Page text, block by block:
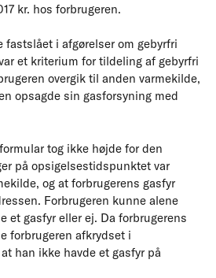
kr. hos forbrugeren.
i afgørelser om gebyrfri
et kriterium for tildeling af gebyrfri
overgik til anden varmekilde,
opsagde sin gasforsyning med
tog ikke højde for den
på opsigelsestidspunktet var
og at forbrugerens gasfyr
Forbrugeren kunne alene
et gasfyr eller ej. Da forbrugerens
forbrugeren afkrydset i
han ikke havde et gasfyr på